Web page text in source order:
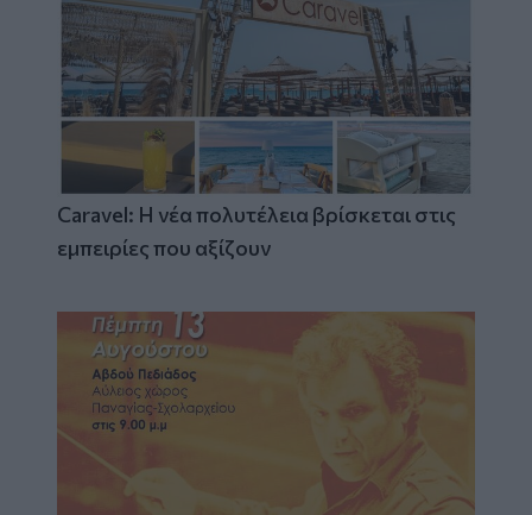
Caravel: Η νέα πολυτέλεια βρίσκεται στις
εμπειρίες που αξίζουν